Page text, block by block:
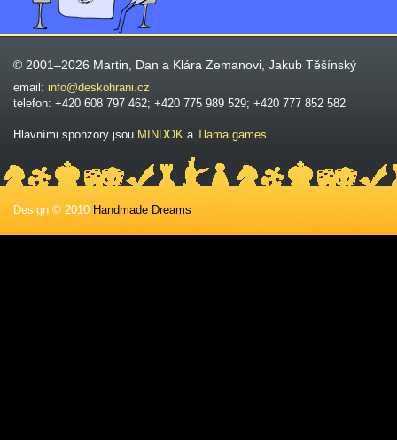
© 2001–2026 Martin, Dan a Klára Zemanovi, Jakub Těšínský
email: info@deskohrani.cz
telefon: +420 608 797 462; +420 775 989 529; +420 777 852 582
Hlavními sponzory jsou MINDOK a Tlama games.
Design © 2010 Handmade Dreams